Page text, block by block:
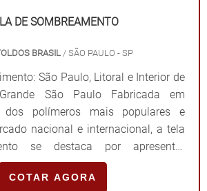
DE SOMBREAMENTO
BRASIL/ SÃO PAULO - SP
São Paulo, Litoral e Interior de
São Paulo Fabricada em
dos polímeros mais populares e
nacional e internacional, a tela
se destaca por apresentar
resistência, flexibilidade e alto
contra a iluminação solar, o que
COTAR AGORA